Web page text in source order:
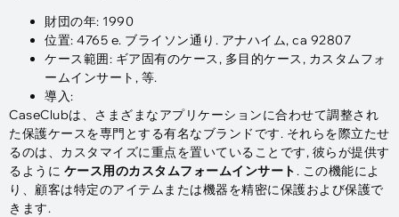
財団の年: 1990
位置: 4765 e. ブライソン通り. アナハイム, ca 92807
ケース範囲: ギア固有のケース, 多目的ケース, カスタムフォ
ームインサート, 等.
導入:
CaseClubは、さまざまなアプリケーションに合わせて調整され
た保護ケースを専門とする有名なブランドです. それらを際立たせ
るのは、カスタマイズに重点を置いていることです, 彼らが提供す
るように ケース用のカスタムフォームインサート. この機能によ
り、顧客は特定のアイテムまたは機器を精密に保護および保護で
きます.